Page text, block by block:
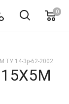
0
ТУ 14-3р-62-2002
15Х5М